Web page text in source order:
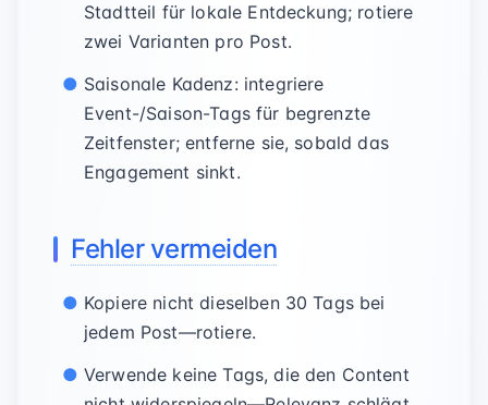
Stadtteil für lokale Entdeckung; rotiere
zwei Varianten pro Post.
Saisonale Kadenz: integriere
Event-/Saison-Tags für begrenzte
Zeitfenster; entferne sie, sobald das
Engagement sinkt.
Fehler vermeiden
Kopiere nicht dieselben 30 Tags bei
jedem Post—rotiere.
Verwende keine Tags, die den Content